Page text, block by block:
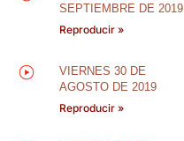
SEPTIEMBRE DE 2019
Reproducir »
VIERNES 30 DE
AGOSTO DE 2019
Reproducir »